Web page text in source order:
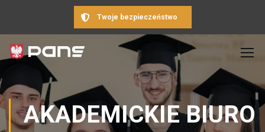
Twoje bezpieczeństwo
AKADEMICKIE BIURO